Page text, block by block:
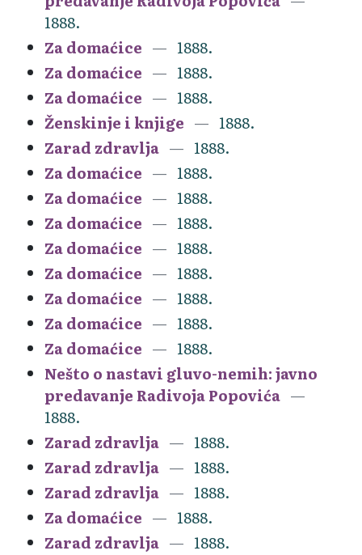
1888.
Za domaćice
1888.
Za domaćice
1888.
Za domaćice
1888.
Ženskinje i knjige
1888.
Zarad zdravlja
1888.
Za domaćice
1888.
Za domaćice
1888.
Za domaćice
1888.
Za domaćice
1888.
Za domaćice
1888.
Za domaćice
1888.
Za domaćice
1888.
Za domaćice
1888.
Nešto o nastavi gluvo-nemih: javno
predavanje Radivoja Popovića
1888.
Zarad zdravlja
1888.
Zarad zdravlja
1888.
Zarad zdravlja
1888.
Za domaćice
1888.
Zarad zdravlja
1888.